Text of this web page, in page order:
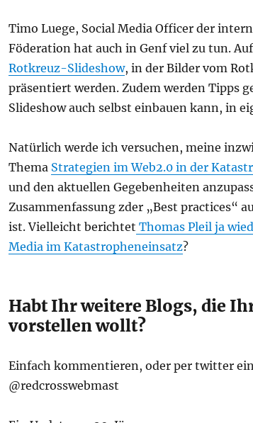
Timo Luege, Social Media Officer der
Föderation hat auch in Genf viel zu tun.
Rotkreuz-Slideshow, in der Bilder vom
präsentiert werden. Zudem werden Tipps
Slideshow auch selbst einbauen kann, in
Natürlich werde ich versuchen, meine
Thema Strategien im Web2.0 in der
und den aktuellen Gegebenheiten
Zusammenfassung zder „Best practices“
ist. Vielleicht berichtet Thomas Pleil ja
Media im Katastropheneinsatz?
Habt Ihr weitere Blogs, die
vorstellen wollt?
Einfach kommentieren, oder per twitter
@redcrosswebmast